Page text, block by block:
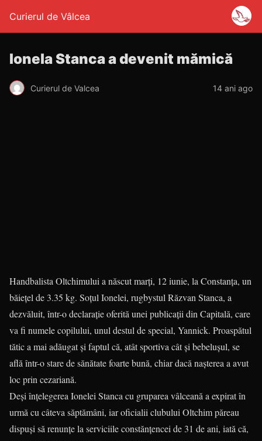
Curierul de Vâlcea
Ionela Stanca a devenit mămică
Curierul de Valcea 14 ani ago
Handbalista Oltchimului a născut marţi, 12 iunie, la Constan­ţa, un
băieţel de 3.35 kg. Soţul Ionelei, rugbystul Răzvan Stanca, a
dezvăluit, într-o declaraţie oferită unei publicaţii din Capitală, care
va fi numele copilului, unul destul de special, Yannick. Proaspătul
tătic a mai adăugat şi faptul că, atât sportiva cât şi bebeluşul, se
află într-o stare de sănătate foarte bună, chiar dacă naşterea a avut
loc prin cezariană.
Deşi înţelegerea Ionelei Stanca cu gruparea vâlceană a expirat în
urmă cu câteva săptămâni, iar oficialii clubului Oltchim păreau
dispuşi să renunţe la serviciile constănţencei de 31 de ani, iată că,